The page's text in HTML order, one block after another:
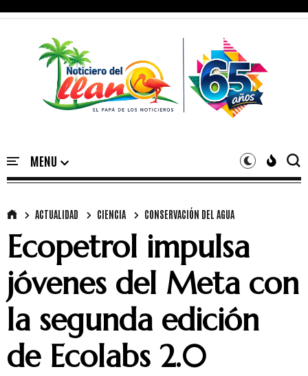
ACTUALIDAD CIENCIA CONSERVACIÓN DEL AGUA
Ecopetrol impulsa
jóvenes del Meta con
la segunda edición
de Ecolabs 2.0